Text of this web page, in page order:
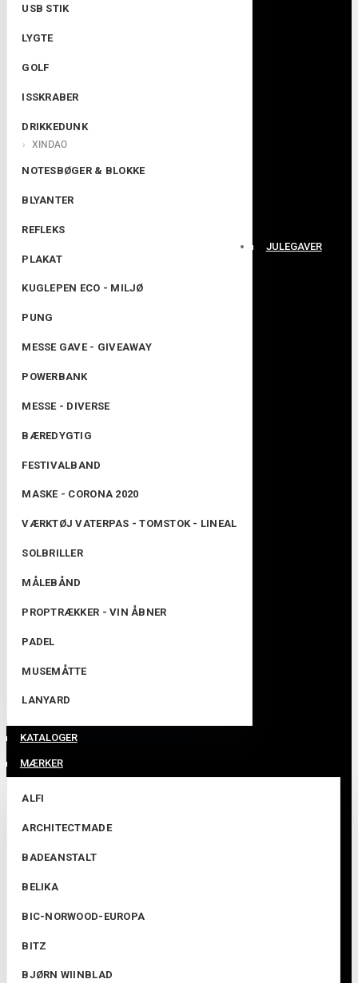
USB STIK
LYGTE
GOLF
ISSKRABER
DRIKKEDUNK
XINDAO
NOTESBØGER & BLOKKE
BLYANTER
REFLEKS
PLAKAT
KUGLEPEN ECO - MILJØ
PUNG
MESSE GAVE - GIVEAWAY
POWERBANK
MESSE - DIVERSE
BÆREDYGTIG
FESTIVALBAND
MASKE - CORONA 2020
VÆRKTØJ VATERPAS - TOMSTOK - LINEAL
SOLBRILLER
MÅLEBÅND
PROPTRÆKKER - VIN ÅBNER
PADEL
MUSEMÅTTE
LANYARD
MÆRKER
ALFI
ARCHITECTMADE
BADEANSTALT
BELIKA
BIC-NORWOOD-EUROPA
BITZ
BJØRN WIINBLAD
KATALOGER
JULEGAVER